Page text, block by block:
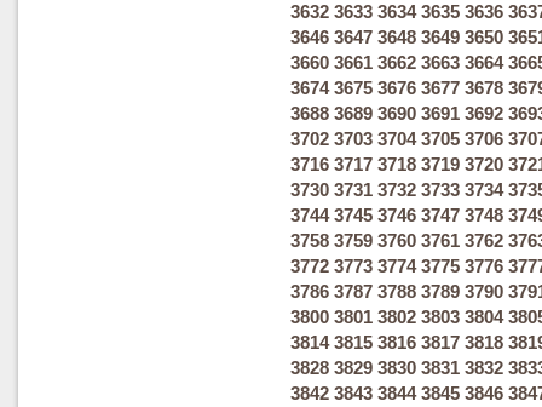
3632 3633 3634 3635 3636
3646 3647 3648 3649 3650
3660 3661 3662 3663 3664
3674 3675 3676 3677 3678
3688 3689 3690 3691 3692
3702 3703 3704 3705 3706
3716 3717 3718 3719 3720
3730 3731 3732 3733 3734
3744 3745 3746 3747 3748
3758 3759 3760 3761 3762
3772 3773 3774 3775 3776
3786 3787 3788 3789 3790
3800 3801 3802 3803 3804
3814 3815 3816 3817 3818
3828 3829 3830 3831 3832
3842 3843 3844 3845 3846